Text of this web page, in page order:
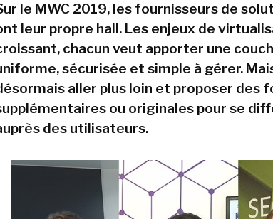
le MWC 2019, les fournisseurs de
leur propre hall. Les enjeux de
chacun veut apporter une
sécurisée et simple à gérer.
aller plus loin et proposer des
ou originales pour se
des utilisateurs.